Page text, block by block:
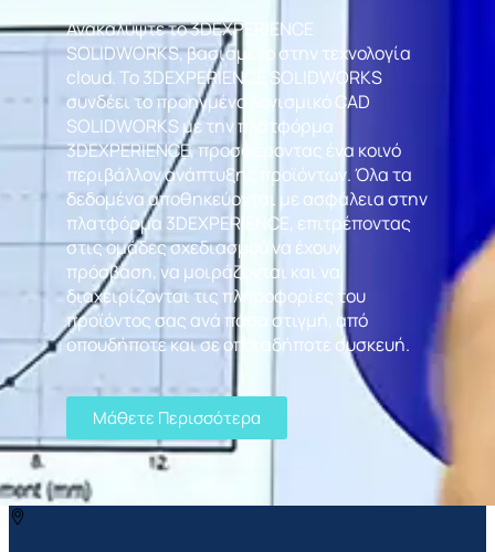
Ανακαλύψτε το 3DEXPERIENCE
SOLIDWORKS, βασισμένο στην τεχνολογία
cloud. Το 3DEXPERIENCE SOLIDWORKS
συνδέει το προηγμένο λογισμικό CAD
SOLIDWORKS με την πλατφόρμα
3DEXPERIENCE, προσφέροντας ένα κοινό
περιβάλλον ανάπτυξης προϊόντων. Όλα τα
δεδομένα αποθηκεύονται με ασφάλεια στην
πλατφόρμα 3DEXPERIENCE, επιτρέποντας
στις ομάδες σχεδιασμού να έχουν
πρόσβαση, να μοιράζονται και να
διαχειρίζονται τις πληροφορίες του
προϊόντος σας ανά πάσα στιγμή, από
οπουδήποτε και σε οποιαδήποτε συσκευή.
Μάθετε Περισσότερα